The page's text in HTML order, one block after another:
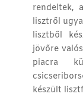
rendeltek,
lisztről
lisztből
jövőre
piacra
készült